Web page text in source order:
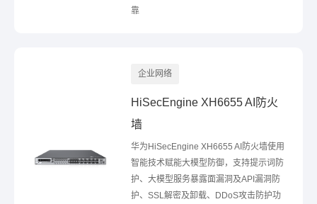
靠
企业网络
HiSecEngine XH6655 AI防火
墙
华为HiSecEngine XH6655 AI防火墙使用
智能技术赋能大模型防御，支持提示词防
护、大模型服务暴露面漏洞及API漏洞防
护、SSL解密及卸载、DDoS攻击防护功